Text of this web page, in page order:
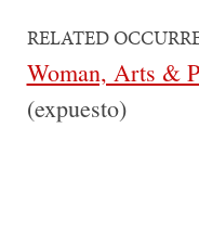
RELATED
Woman, Arts &
(expuesto)